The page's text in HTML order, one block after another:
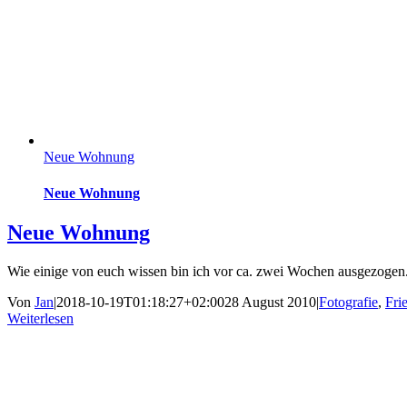
Neue Wohnung
Neue Wohnung
Neue Wohnung
Wie einige von euch wissen bin ich vor ca. zwei Wochen
Von Jan|2018-10-19T01:18:27+02:0028 August 2010|Fotografie,
Weiterlesen